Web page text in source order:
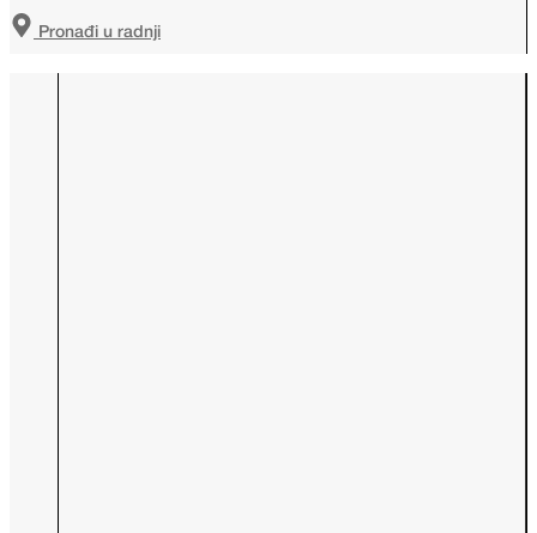
Pronađi u radnji